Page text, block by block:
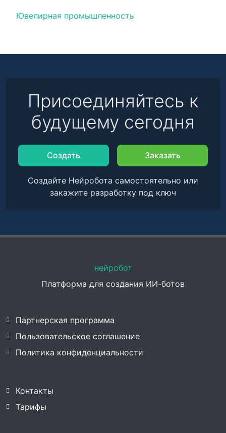
Ювелирная промышленность
Присоединяйтесь к
будущему сегодня
Создать Заказать
Создайте Нейробота самостоятельно или
закажите разработку под ключ
нейробот
Платформа для создания ИИ-ботов
Партнерская программа
Пользовательское соглашение
Политика конфиденциальности
Контакты
Тарифы